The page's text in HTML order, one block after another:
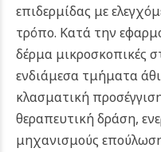
επιδερμίδας με
τρόπο. Κατά την
δέρμα μικροσκοπικές
ενδιάμεσα τμήματα
κλασματική
θεραπευτική δράση,
μηχανισμούς